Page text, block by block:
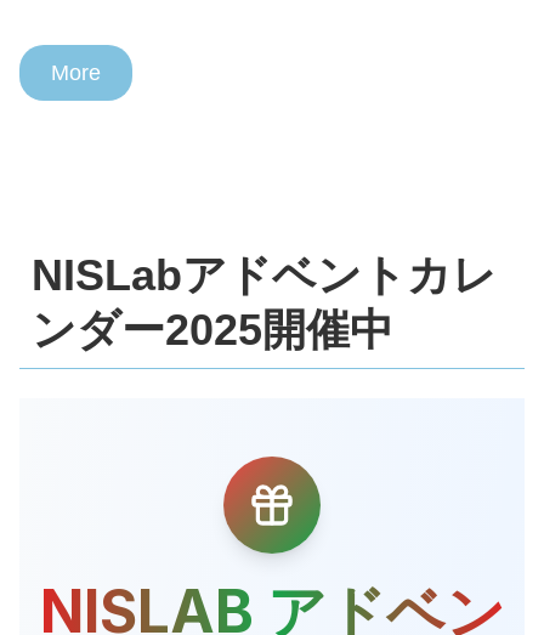
More
NISLabアドベントカレ
ンダー2025開催中